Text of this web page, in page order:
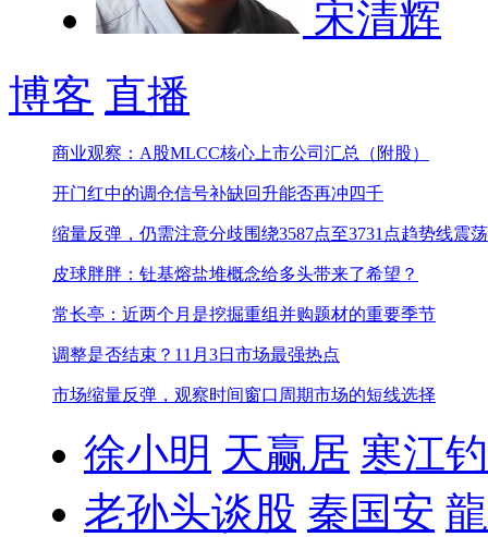
宋清辉
博客 直播
商业观察：A股MLCC核心上市公司汇总（附股）
开门红中的调仓信号补缺回升能否再冲四千
缩量反弹，仍需注意分歧围绕3587点至3731点趋势线震荡
皮球胖胖：钍基熔盐堆概念给多头带来了希望？
常长亭：近两个月是挖掘重组并购题材的重要季节
调整是否结束？ 11月3日市场最强热点
市场缩量反弹，观察时间窗口周期市场的短线选择
徐小明 天赢居 寒江
老孙头谈股 秦国安